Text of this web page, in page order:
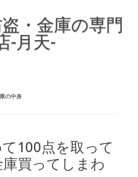
・金庫の専門
-月天-
の中身
100点を取って
買ってしまわ